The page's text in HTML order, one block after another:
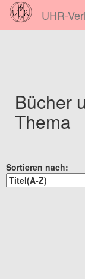
UHR-
Bücher
Thema
Sortieren nach: